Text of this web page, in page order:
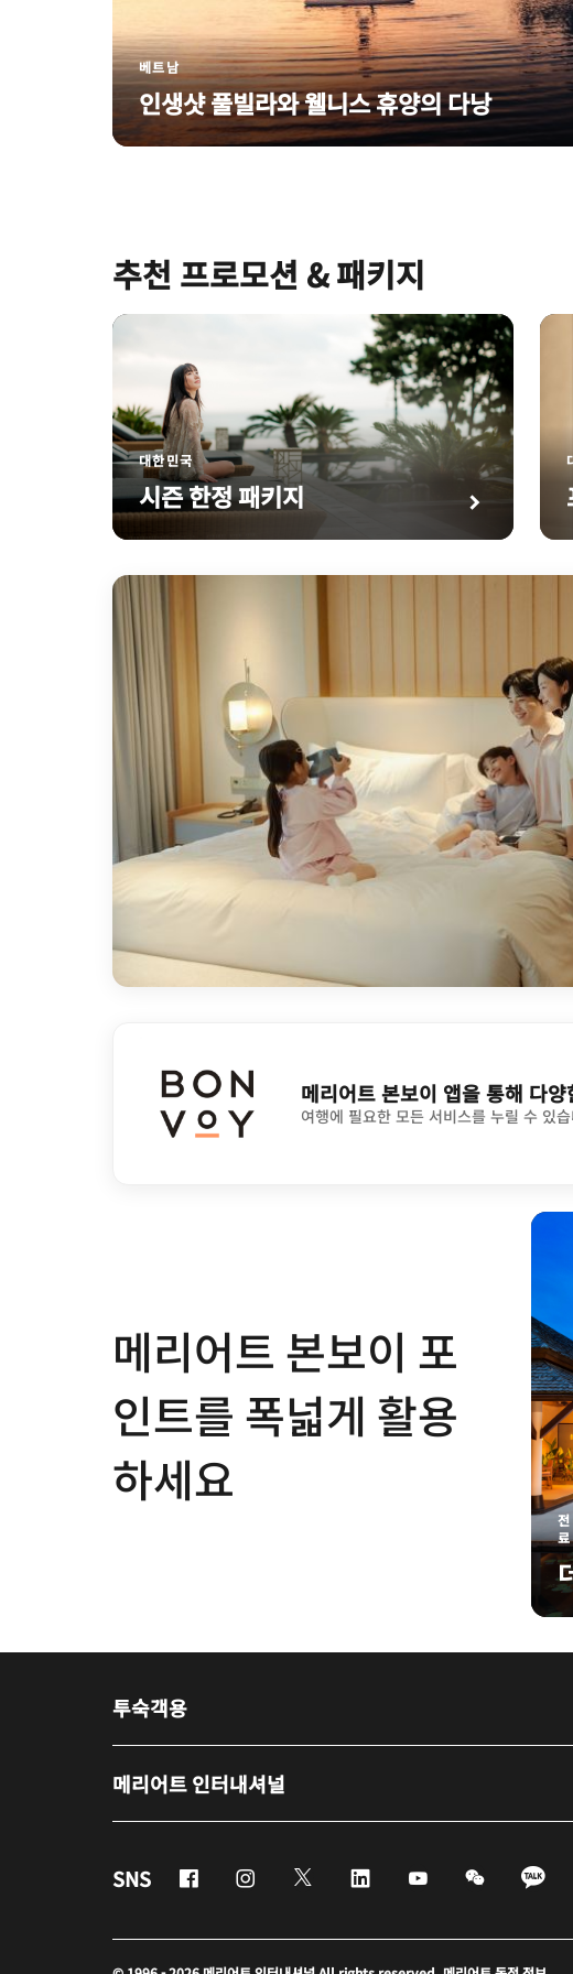
베트남
인생샷 풀빌라와 웰니스 휴양의 다낭
추천 프로모션 & 패키지
대한민국
시즌 한정 패키지
메리어트 본보이 앱을 통해 다
여행에 필요한 모든 서비스를 누릴 수 있
메리어트 본보이 포
인트를 폭넓게 활용
하세요
투숙객용
메리어트 인터내셔널
SNS FacebookInstagramTwitter Linkedin Youtube WeChat